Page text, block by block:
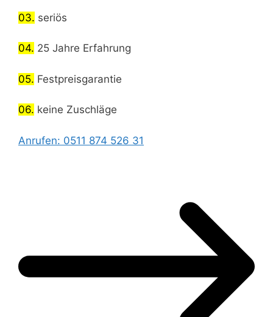
03. seriös
04. 25 Jahre Erfahrung
05. Festpreisgarantie
06. keine Zuschläge
Anrufen: 0511 874 526 31